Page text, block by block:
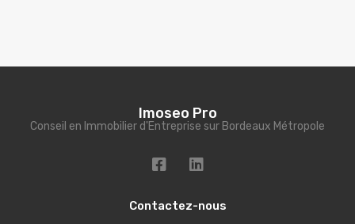
Imoseo Pro
Conseil en Immobilier d'Entreprise sur Bordeaux Métropole
Contactez-nous